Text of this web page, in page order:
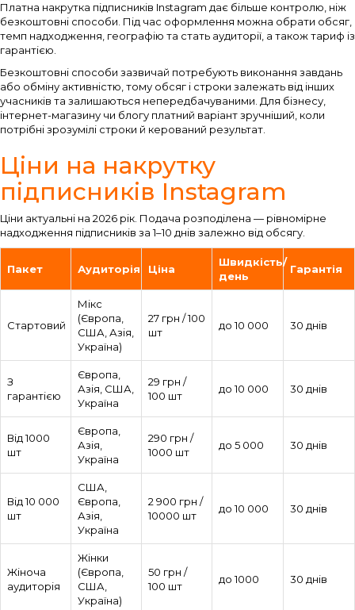
Платна накрутка підписників Instagram дає більше контролю, ніж
безкоштовні способи. Під час оформлення можна обрати обсяг,
темп надходження, географію та стать аудиторії, а також тариф із
гарантією.
Безкоштовні способи зазвичай потребують виконання завдань
або обміну активністю, тому обсяг і строки залежать від інших
учасників та залишаються непередбачуваними. Для бізнесу,
інтернет-магазину чи блогу платний варіант зручніший, коли
потрібні зрозумілі строки й керований результат.
Ціни на накрутку
підписників Instagram
Ціни актуальні на 2026 рік. Подача розподілена — рівномірне
надходження підписників за 1–10 днів залежно від обсягу.
Пакет Аудиторія Ціна
Швидкість/
день
Гарантія
Стартовий
Мікс
(Європа,
США, Азія,
Україна)
27 грн / 100
шт
до 10 000 30 днів
З
гарантією
Європа,
Азія, США,
Україна
29 грн /
100 шт
до 10 000 30 днів
Від 1000
шт
Європа,
Азія,
Україна
290 грн /
1000 шт
до 5 000 30 днів
Від 10 000
шт
США,
Європа,
Азія,
Україна
2 900 грн /
10000 шт
до 10 000 30 днів
Жіноча
аудиторія
Жінки
(Європа,
США,
Україна)
50 грн /
100 шт
до 1000 30 днів